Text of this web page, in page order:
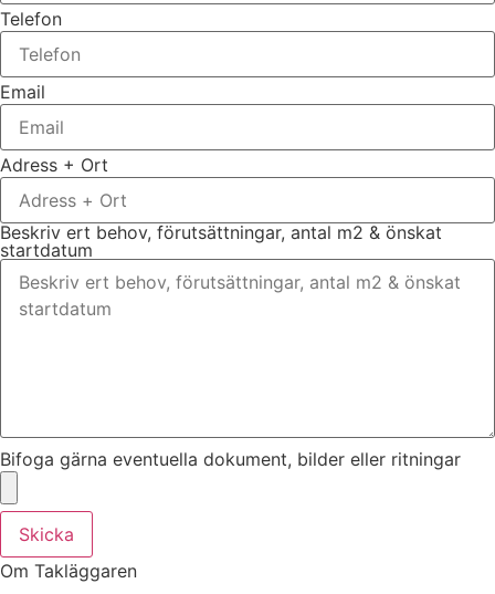
Telefon
Email
Adress + Ort
Beskriv ert behov, förutsättningar, antal m2 & önskat
startdatum
Bifoga gärna eventuella dokument, bilder eller ritningar
Skicka
Om Takläggaren